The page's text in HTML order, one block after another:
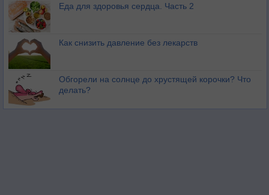
Еда для здоровья сердца. Часть 2
Как снизить давление без лекарств
Обгорели на солнце до хрустящей корочки? Что
делать?